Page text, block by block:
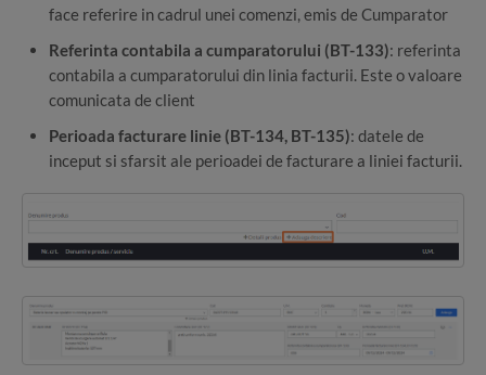
face referire in cadrul unei comenzi, emis de Cumparator
Referinta contabila a cumparatorului (BT-133): referinta
contabila a cumparatorului din linia facturii. Este o valoare
comunicata de client
Perioada facturare linie (BT-134, BT-135): datele de
inceput si sfarsit ale perioadei de facturare a liniei facturii.